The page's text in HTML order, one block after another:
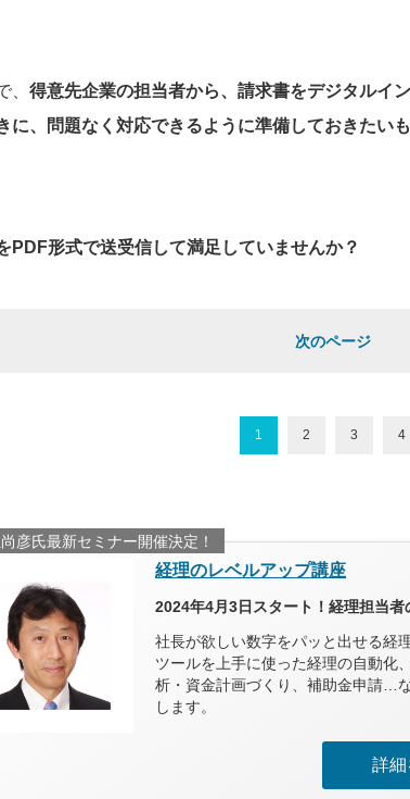
、 得意先企業の担当者から、請求書をデジタルイ
に、問題なく対応できるように準備しておきたいも
PDF形式で送受信して満足していませんか？
次のページ
1 2 3 4
彦氏最新セミナー開催決定！
経理のレベルアップ講座
2024年4月3日スタート！経理担当
社長が欲しい数字をパッと出せる経
ツールを上手に使った経理の自動化
析・資金計画づくり、補助金申請…
します。
詳細